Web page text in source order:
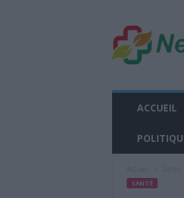
w
s
ACCUEIL
SANTÉ